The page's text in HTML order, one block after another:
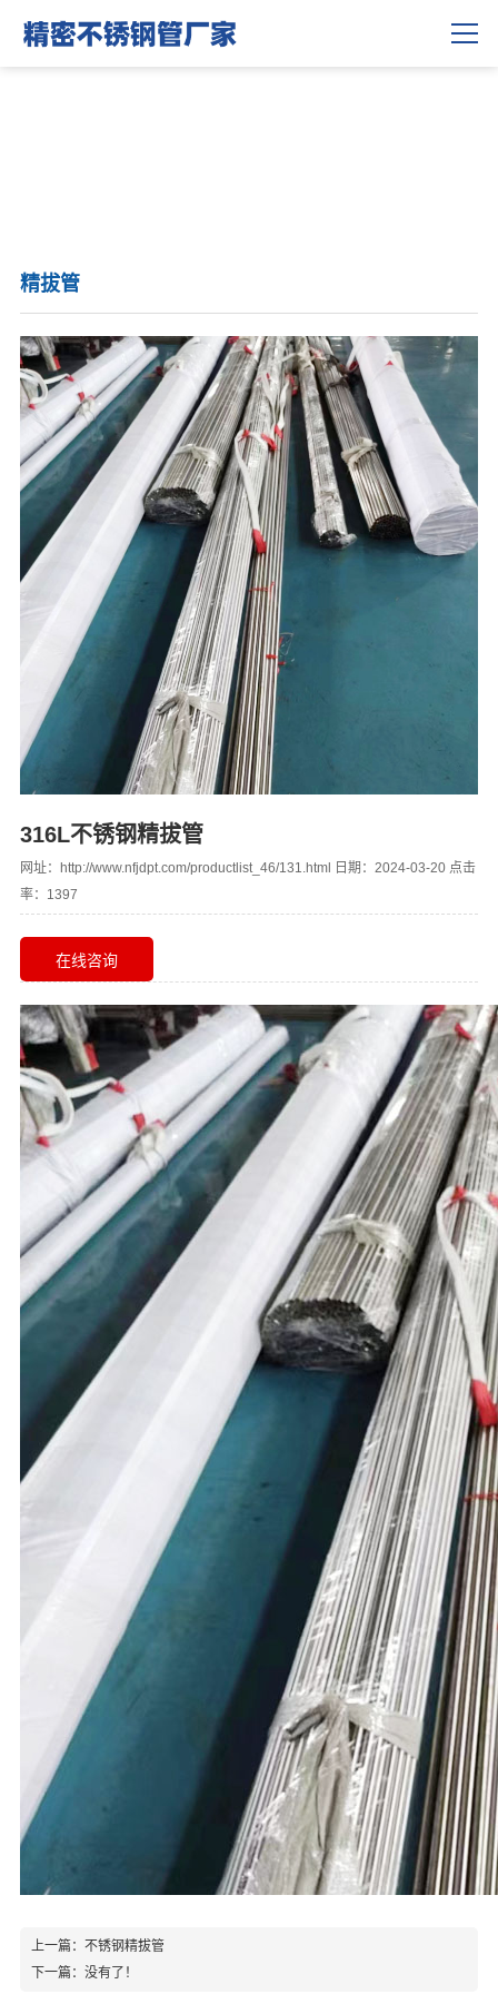
联系我们
精拔管
316L不锈钢精拔管
网址：http://www.nfjdpt.com/productlist_46/131.html 日期：2024-03-20 点击
率：1397
在线咨询
上一篇： 不锈钢精拔管
下一篇： 没有了！